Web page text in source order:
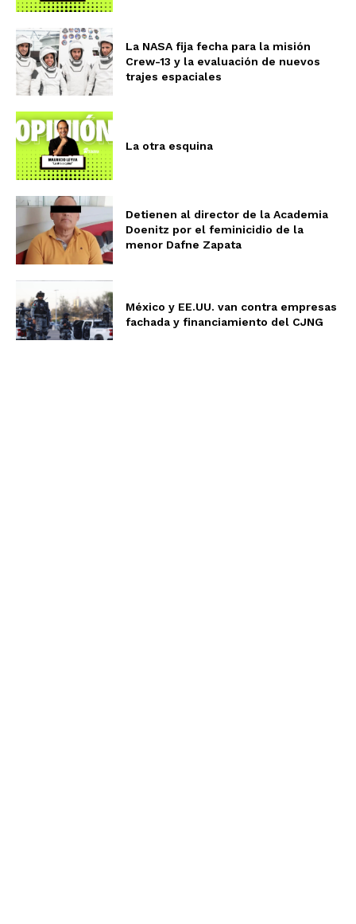
La NASA fija fecha para la misión
Crew-13 y la evaluación de nuevos
trajes espaciales
La otra esquina
Detienen al director de la Academia
Doenitz por el feminicidio de la
menor Dafne Zapata
México y EE.UU. van contra empresas
fachada y financiamiento del CJNG